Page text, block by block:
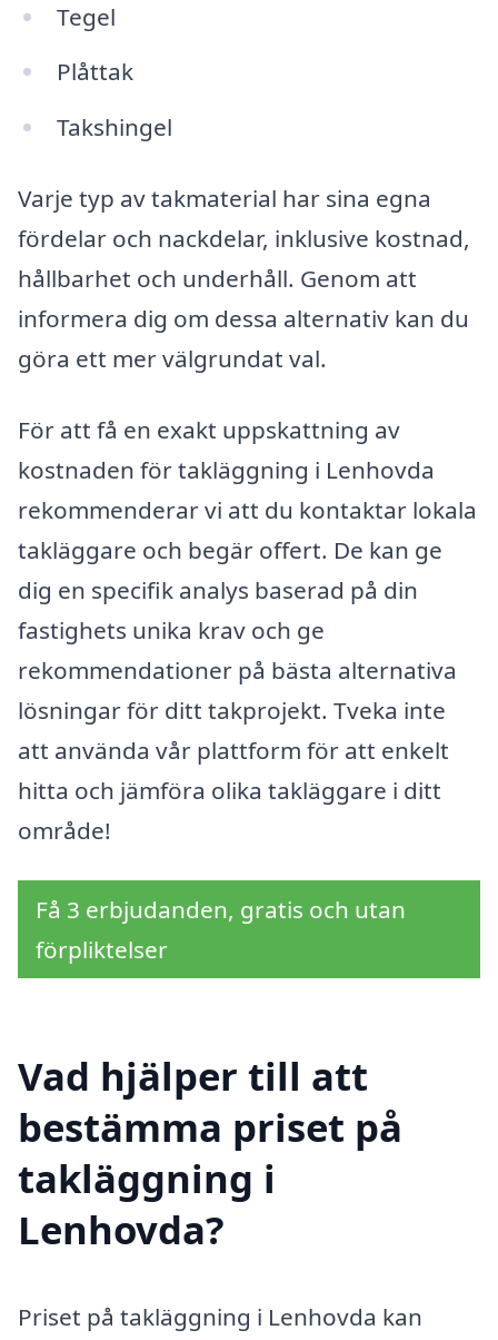
Tegel
Plåttak
Takshingel
Varje typ av takmaterial har sina egna
fördelar och nackdelar, inklusive kostnad,
hållbarhet och underhåll. Genom att
informera dig om dessa alternativ kan du
göra ett mer välgrundat val.
För att få en exakt uppskattning av
kostnaden för takläggning i Lenhovda
rekommenderar vi att du kontaktar lokala
takläggare och begär offert. De kan ge
dig en specifik analys baserad på din
fastighets unika krav och ge
rekommendationer på bästa alternativa
lösningar för ditt takprojekt. Tveka inte
att använda vår plattform för att enkelt
hitta och jämföra olika takläggare i ditt
område!
Få 3 erbjudanden, gratis och utan
förpliktelser
Vad hjälper till att
bestämma priset på
takläggning i
Lenhovda?
Priset på takläggning i Lenhovda kan